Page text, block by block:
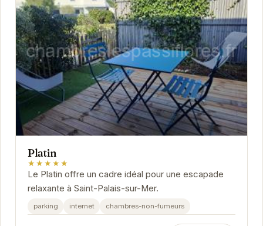
Platin
★★★★★
Le Platin offre un cadre idéal pour une escapade
relaxante à Saint-Palais-sur-Mer.
parking internet chambres-non-fumeurs